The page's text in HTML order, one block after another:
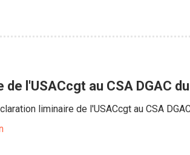
de l'USACcgt au CSA DGAC
liminaire de l'USACcgt au CSA